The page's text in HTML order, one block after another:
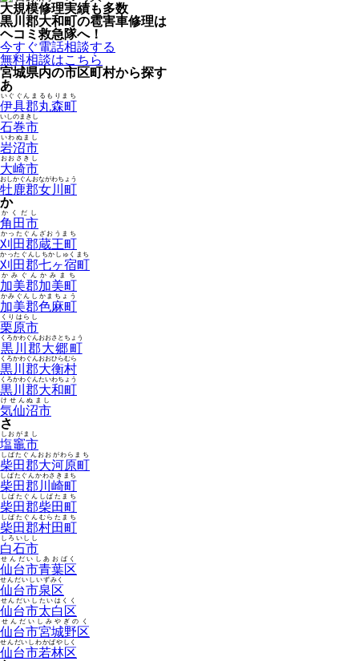
大規模修理実績も多数
黒川郡大和町の雹害車修理は
ヘコミ救急隊へ！
今すぐ電話相談する
無料相談はこちら
宮城県内の市区町村から探す
あ
伊具郡丸森町
いぐぐんまるもりまち
石巻市
いしのまきし
岩沼市
いわぬまし
大崎市
おおさきし
牡鹿郡女川町
おしかぐんおながわちょう
か
角田市
かくだし
刈田郡蔵王町
かったぐんざおうまち
刈田郡七ヶ宿町
かったぐんしちかしゅくまち
加美郡加美町
かみぐんかみまち
加美郡色麻町
かみぐんしかまちょう
栗原市
くりはらし
黒川郡大郷町
くろかわぐんおおさとちょう
黒川郡大衡村
くろかわぐんおおひらむら
黒川郡大和町
くろかわぐんたいわちょう
気仙沼市
けせんぬまし
さ
塩竈市
しおがまし
柴田郡大河原町
しばたぐんおおがわらまち
柴田郡川崎町
しばたぐんかわさきまち
柴田郡柴田町
しばたぐんしばたまち
柴田郡村田町
しばたぐんむらたまち
白石市
しろいしし
仙台市青葉区
せんだいしあおばく
仙台市泉区
せんだいしいずみく
仙台市太白区
せんだいしたいはくく
仙台市宮城野区
せんだいしみやぎのく
仙台市若林区
せんだいしわかばやしく